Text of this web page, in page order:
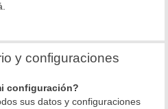
y configuraciones
configuración?
sus datos y configuraciones